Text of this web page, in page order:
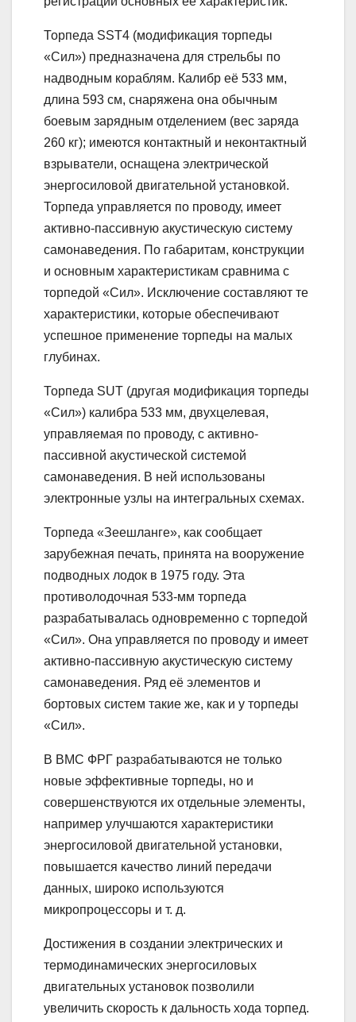
Торпеда SST4 (модификация торпеды
«Сил») предназначена для стрельбы по
надводным кораблям. Калибр её 533 мм,
длина 593 см, снаряжена она обычным
боевым зарядным отделением (вес заряда
260 кг); имеются контактный и неконтактный
взрыватели, оснащена электрической
энергосиловой двигательной установкой.
Торпеда управляется по проводу, имеет
активно-пассивную акустическую систему
самонаведения. По габаритам, конструкции
и основным характеристикам сравнима с
торпедой «Сил». Исключение составляют те
характеристики, которые обеспечивают
успешное применение торпеды на малых
глубинах.
Торпеда SUT (другая модификация торпеды
«Сил») калибра 533 мм, двухцелевая,
управляемая по проводу, с активно-
пассивной акустической системой
самонаведения. В ней использованы
электронные узлы на интегральных схемах.
Торпеда «Зеешланге», как сообщает
зарубежная печать, принята на вооружение
подводных лодок в 1975 году. Эта
противолодочная 533-мм торпеда
разрабатывалась одновременно с торпедой
«Сил». Она управляется по проводу и имеет
активно-пассивную акустическую систему
самонаведения. Ряд её элементов и
бортовых систем такие же, как и у торпеды
«Сил».
В ВМС ФРГ разрабатываются не только
новые эффективные торпеды, но и
совершенствуются их отдельные элементы,
например улучшаются характеристики
энергосиловой двигательной установки,
повышается качество линий передачи
данных, широко используются
микропроцессоры и т. д.
Достижения в создании электрических и
термодинамических энергосиловых
двигательных установок позволили
увеличить скорость к дальность хода торпед.